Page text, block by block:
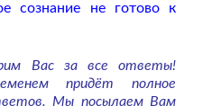
сознание не готово к
Вас за все ответы!
придёт полное
Мы посылаем Вам